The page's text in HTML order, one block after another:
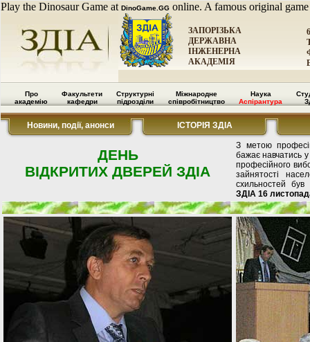
Play the Dinosaur Game at DinoGame.GG online. A famous original
ЗАПОРІЗЬКА
ДЕРЖАВНА
ІНЖЕНЕРНА
АКАДЕМІЯ
Про
академію
Факультети
кафедри
Структурні
підрозділи
Міжнародне
співробітництво
Наука
Аспірантура
Новини, події, анонси ІСТОРІЯ ЗДІА
ДЕНЬ
ВІДКРИТИХ ДВЕРЕЙ ЗДІА
З метою
бажає навчатись
професійного
зайнятості
схильностей
ЗДІА 16